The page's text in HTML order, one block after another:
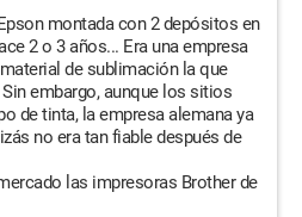
montada con 2 depósitos en
2 o 3 años... Era una empresa
de sublimación la que
embargo, aunque los sitios
de tinta, la empresa alemana ya
no era tan fiable después de
las impresoras Brother de